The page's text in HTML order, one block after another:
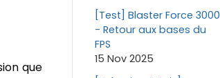
que
[Test] Blaster Force 3000
- Retour aux bases du
FPS
15 Nov 2025